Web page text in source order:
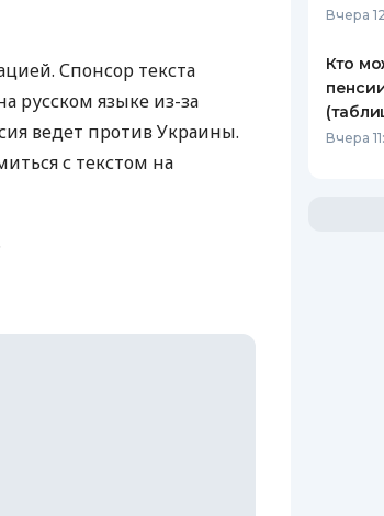
Спонсор текста
русском языке из-за
ведет против Украины.
с текстом на
Вчера
Кто
Вчера